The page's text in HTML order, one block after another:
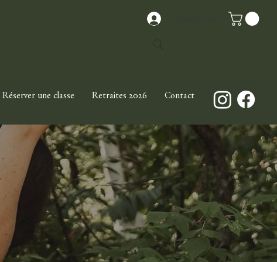
Réserver une classe Retraites 2026 Contact